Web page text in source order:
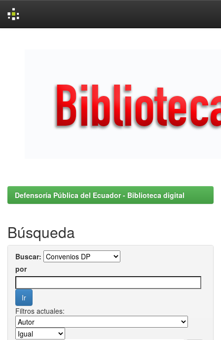
Defensoría Pública del Ecuador - Biblioteca digital
Búsqueda
Buscar:
por
Filtros actuales: